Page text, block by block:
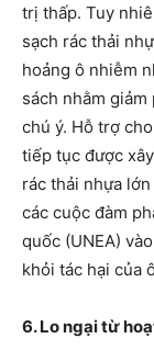
trị thấp. Tuy
sạch rác thải
hoảng ô nhiễm
sách nhằm
chú ý. Hỗ trợ
tiếp tục được
rác thải nhựa
các cuộc đàm
quốc (UNEA)
khỏi tác hại của
6. Lo ngại từ